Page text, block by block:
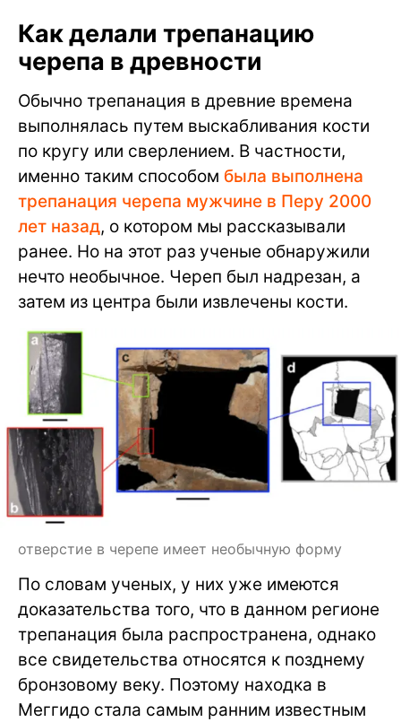
Как делали трепанацию
черепа в древности
Обычно трепанация в древние времена
выполнялась путем выскабливания кости
по кругу или сверлением. В частности,
именно таким способом была выполнена
трепанация черепа мужчине в Перу 2000
лет назад, о котором мы рассказывали
ранее. Но на этот раз ученые обнаружили
нечто необычное. Череп был надрезан, а
затем из центра были извлечены кости.
отверстие в черепе имеет необычную форму
По словам ученых, у них уже имеются
доказательства того, что в данном регионе
трепанация была распространена, однако
все свидетельства относятся к позднему
бронзовому веку. Поэтому находка в
Меггидо стала самым ранним известным